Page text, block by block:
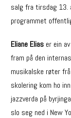
salg fra tirsdag 13.
programmet
Eliane Elias er ein
fram på den
musikalske røter
skolering kom ho
jazzverda på
slo seg ned i New